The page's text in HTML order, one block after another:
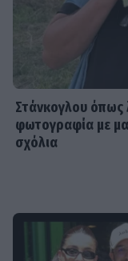
Στάνκογλου
φωτογραφία με
σχόλια